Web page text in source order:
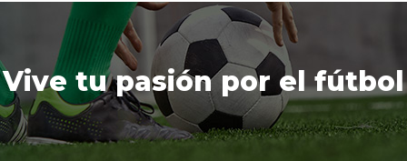
Vive tu pasión por el fútbol